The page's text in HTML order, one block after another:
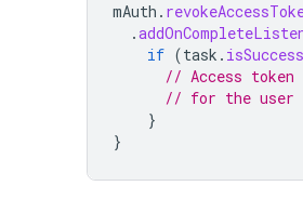
mAuth .
.
if (task .
// Access token
// for the
}
}